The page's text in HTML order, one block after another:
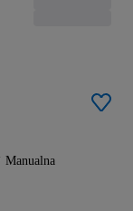
Manualna